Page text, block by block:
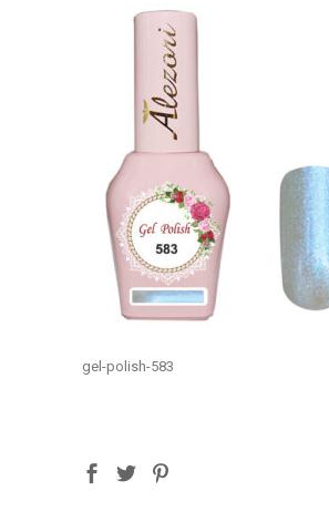
gel-polish-583